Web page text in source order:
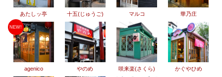
あたしッ亭 十五(じゅうご) マルコ 華乃庄
agenico
NEW!
やのめ 咲来楽(さくら) かぐやひめ